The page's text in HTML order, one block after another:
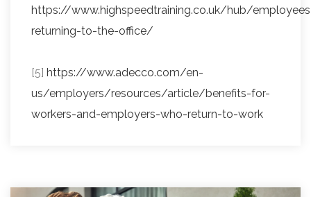
https://www.highspeedtraining.co.uk/hub/
returning-to-the-office/
[5] https://www.adecco.com/en-
us/employers/resources/article/benefits-for-
workers-and-employers-who-return-to-work